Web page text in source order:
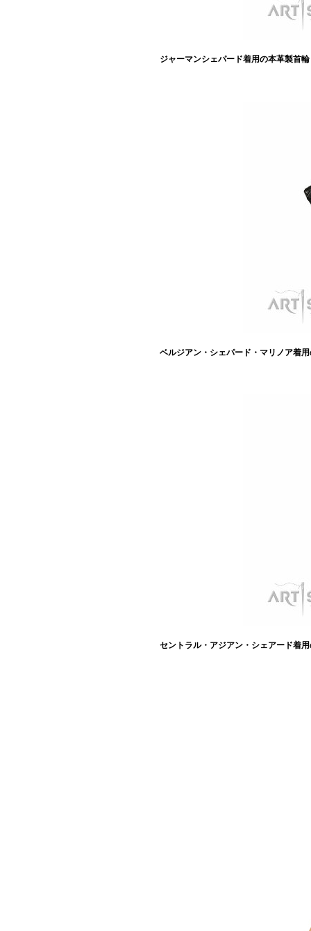
ジャーマンシェパード着用の本革製首
ベルジアン・シェパード・マリノア着
セントラル・アジアン・シェアード着